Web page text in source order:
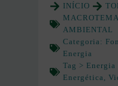
INÍCIO
AMBIENTAL
Categoria:
Energia
Tag > Energia
Energética ,